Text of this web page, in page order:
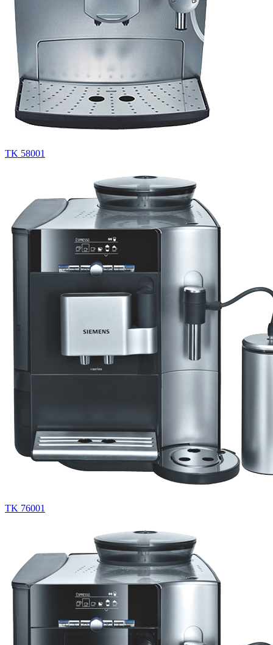
TK 58001
TK 76001